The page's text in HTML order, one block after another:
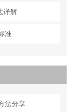
详解
准
法分享